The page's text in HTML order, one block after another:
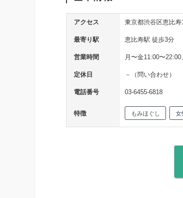
アクセス 東京都渋谷区恵比
最寄り駅 恵比寿駅 徒歩3分
営業時間 月〜金11:00〜
定休日 －（問い合わせ）
電話番号 03-6455-6818
特徴 もみほぐし 女